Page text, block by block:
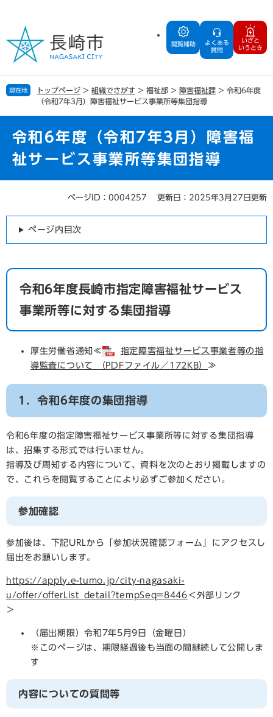
の
で
す
ー
ば
し
閲覧補助
よくある
質問
いざと
いうとき
現在地 トップページ > 組織でさがす > 福祉部 > 障害福祉課 > 令和6年度
（令和7年3月）障害福祉サービス事業所等集団指導
令和6年度（令和7年3月）障害福
祉サービス事業所等集団指導
ページID：0004257 更新日：2025年3月27日更新
ページ内目次
令和6年度長崎市指定障害福祉サービス
事業所等に対する集団指導
厚生労働省通知≪
指定障害福祉サービス事業者等の指
導監査について （PDFファイル／172KB） ≫
1．令和6年度の集団指導
令和6年度の指定障害福祉サービス事業所等に対する集団指導
は、招集する形式では行いません。
指導及び周知する内容について、資料を次のとおり掲載しますの
で、これらを閲覧することにより必ずご参加ください。
参加確認
参加後は、下記URLから「参加状況確認フォーム」にアクセスし
届出をお願いします。
https://apply.e-tumo.jp/city-nagasaki-
u/offer/offerList_detail?tempSeq=8446 ＜外部リンク
＞
（届出期限）令和7年5月9日（金曜日）
※このページは、期限経過後も当面の間継続して公開しま
す
内容についての質問等